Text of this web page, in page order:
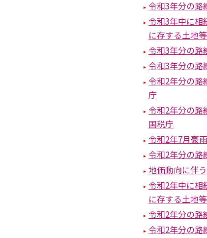
令和3年分の
令和3年中に相
に存する土地
令和3年分の
令和3年分の路
令和2年分の
庁
令和2年分の
国税庁
令和2年7月豪
令和2年分の
地価動向に伴
令和2年中に相
に存する土地
令和2年分の
令和2年分の路